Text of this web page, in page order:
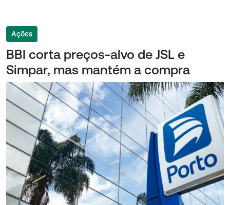
Ações
BBI corta preços-alvo de JSL e
Simpar, mas mantém a compra